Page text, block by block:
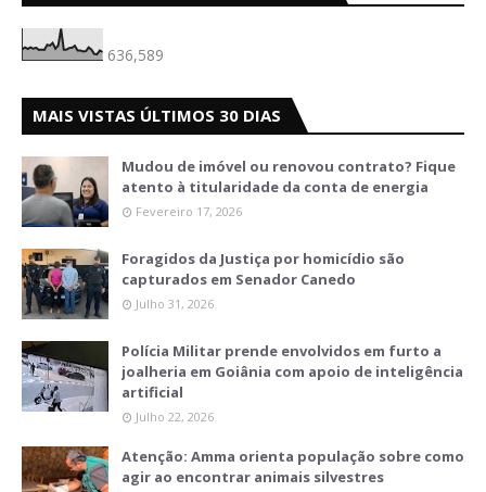
636,589
MAIS VISTAS ÚLTIMOS 30 DIAS
Mudou de imóvel ou renovou contrato? Fique
atento à titularidade da conta de energia
Fevereiro 17, 2026
Foragidos da Justiça por homicídio são
capturados em Senador Canedo
Julho 31, 2026
Polícia Militar prende envolvidos em furto a
joalheria em Goiânia com apoio de inteligência
artificial
Julho 22, 2026
Atenção: Amma orienta população sobre como
agir ao encontrar animais silvestres